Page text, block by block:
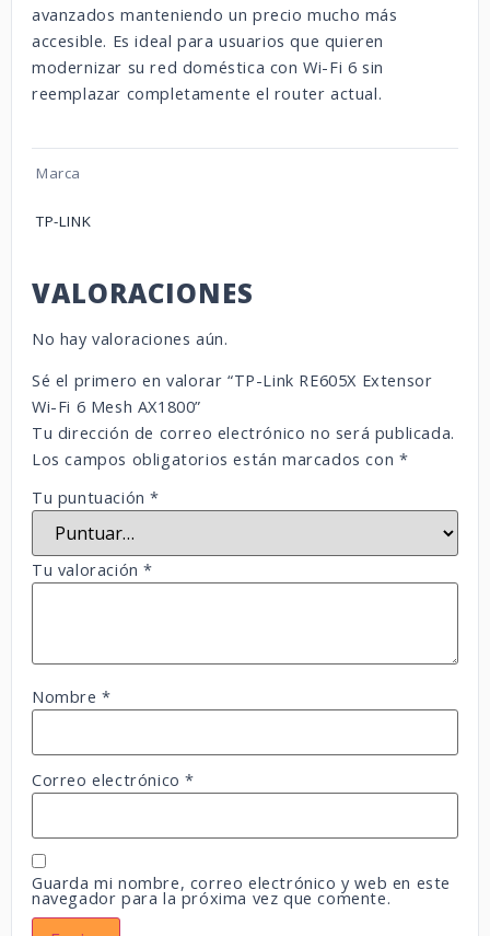
avanzados manteniendo un precio mucho más
accesible. Es ideal para usuarios que quieren
modernizar su red doméstica con Wi-Fi 6 sin
reemplazar completamente el router actual.
Marca
TP-LINK
VALORACIONES
No hay valoraciones aún.
Sé el primero en valorar “TP-Link RE605X Extensor
Wi-Fi 6 Mesh AX1800”
Tu dirección de correo electrónico no será publicada.
Los campos obligatorios están marcados con *
Tu puntuación*
Tu valoración*
Nombre*
Correo electrónico*
Guarda mi nombre, correo electrónico y web en este
navegador para la próxima vez que comente.